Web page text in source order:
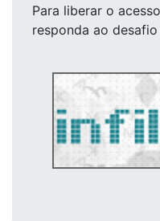
Para liberar o acesso
responda ao